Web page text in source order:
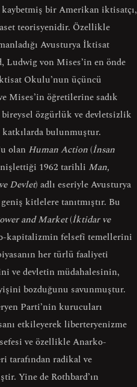
kaybetmiş bir Amerikan iktisatçı,
teorisyenidir. Özellikle
Avusturya İktisat
von Mises’in en önde
Okulu’nun üçüncü
Mises’in öğretilerine sadık
özgürlük ve devletsizlik
bulunmuştur.
olan Human Action(İnsan
1962 tarihli Man,
Devlet) adlı eseriyle Avusturya
kitlelere tanıtmıştır. Bu
and Market(İktidar ve
kapitalizmin felsefî temellerini
her türlü faaliyeti
ve devletin müdahalesinin,
bozduğunu savunmuştur.
Parti’nin kurucuları
etkileyerek liberteryenizme
ve özellikle Anarko-
tarafından radikal ve
Yine de Rothbard’ın